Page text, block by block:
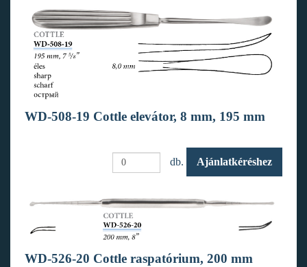
WD-508-19 Cottle elevátor, 8 mm, 195 mm
db. Ajánlatkéréshez
WD-526-20 Cottle raspatórium, 200 mm